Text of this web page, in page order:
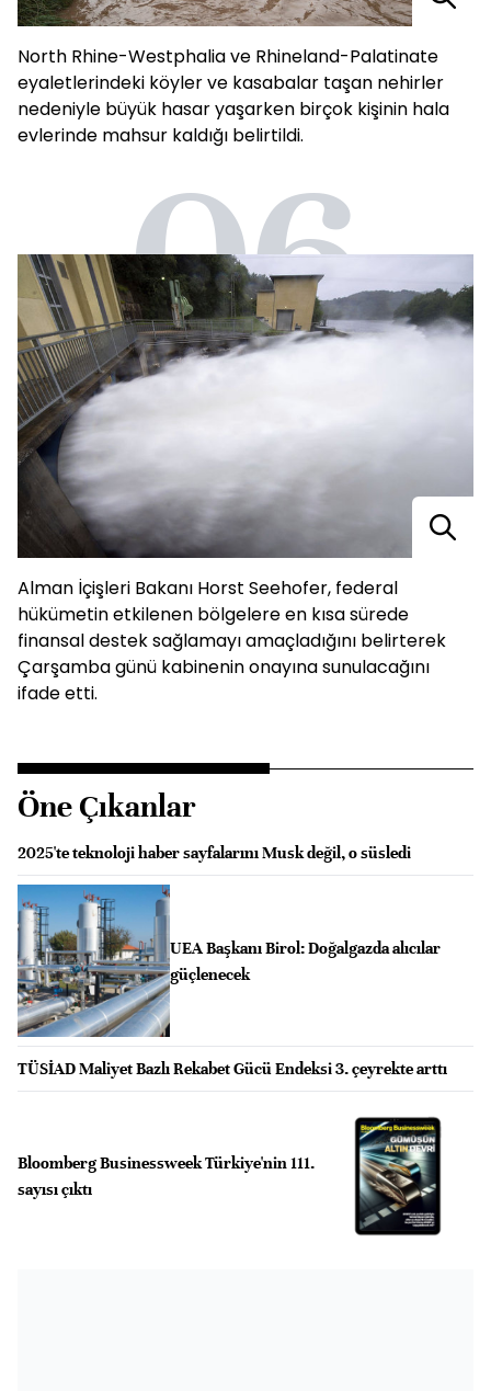
North Rhine-Westphalia ve Rhineland-Palatinate
eyaletlerindeki köyler ve kasabalar taşan nehirler
nedeniyle büyük hasar yaşarken birçok kişinin hala
evlerinde mahsur kaldığı belirtildi.
06
Alman İçişleri Bakanı Horst Seehofer, federal
hükümetin etkilenen bölgelere en kısa sürede
finansal destek sağlamayı amaçladığını belirterek
Çarşamba günü kabinenin onayına sunulacağını
ifade etti.
Öne Çıkanlar
2025'te teknoloji haber sayfalarını Musk değil, o süsledi
UEA Başkanı Birol: Doğalgazda alıcılar
güçlenecek
TÜSİAD Maliyet Bazlı Rekabet Gücü Endeksi 3. çeyrekte arttı
Bloomberg Businessweek Türkiye'nin 111.
sayısı çıktı